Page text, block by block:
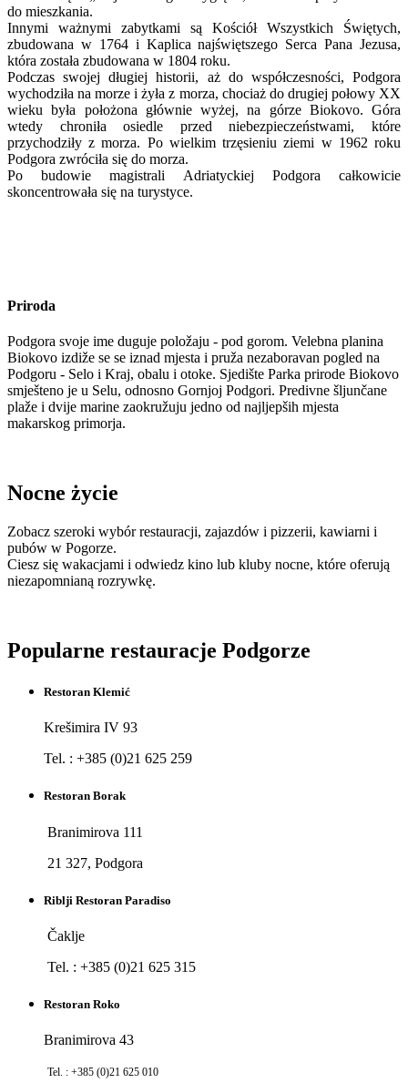
do mieszkania.
Innymi ważnymi zabytkami są Kościół Wszystkich Świętych,
zbudowana w 1764 i Kaplica najświętszego Serca Pana Jezusa,
która została zbudowana w 1804 roku.
Podczas swojej długiej historii, aż do współczesności, Podgora
wychodziła na morze i żyła z morza, chociaż do drugiej połowy XX
wieku była położona głównie wyżej, na górze Biokovo. Góra
wtedy chroniła osiedle przed niebezpieczeństwami, które
przychodziły z morza. Po wielkim trzęsieniu ziemi w 1962 roku
Podgora zwróciła się do morza.
Po budowie magistrali Adriatyckiej Podgora całkowicie
skoncentrowała się na turystyce.
Priroda
Podgora svoje ime duguje položaju - pod gorom. Velebna planina
Biokovo izdiže se se iznad mjesta i pruža nezaboravan pogled na
Podgoru - Selo i Kraj, obalu i otoke. Sjedište Parka prirode Biokovo
smješteno je u Selu, odnosno Gornjoj Podgori. Predivne šljunčane
plaže i dvije marine zaokružuju jedno od najljepših mjesta
makarskog primorja.
Nocne życie
Zobacz szeroki wybór restauracji, zajazdów i pizzerii, kawiarni i
pubów w Pogorze.
Ciesz się wakacjami i odwiedz kino lub kluby nocne, które oferują
niezapomnianą rozrywkę.
Popularne restauracje Podgorze
Restoran Klemić
Krešimira IV 93
Tel. : +385 (0)21 625 259
Restoran Borak
Branimirova 111
21 327, Podgora
Riblji Restoran Paradiso
Čaklje
Tel. : +385 (0)21 625 315
Restoran Roko
Branimirova 43
Tel. : +385 (0)21 625 010